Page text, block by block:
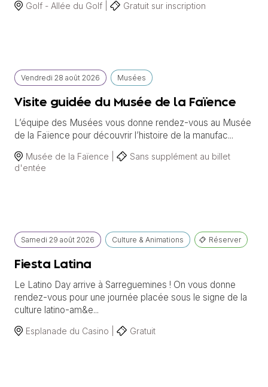
Golf - Allée du Golf | Gratuit sur inscription
Vendredi 28 août 2026 Musées
Visite guidée du Musée de la Faïence
L’équipe des Musées vous donne rendez-vous au Musée
de la Faïence pour découvrir l’histoire de la manufac...
Musée de la Faïence |
Sans supplément au billet
d'entée
Samedi 29 août 2026 Culture & Animations Réserver
Fiesta Latina
Le Latino Day arrive à Sarreguemines ! On vous donne
rendez-vous pour une journée placée sous le signe de la
culture latino-am&e...
Esplanade du Casino | Gratuit